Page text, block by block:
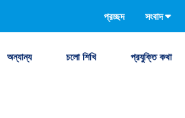
প্রচ্ছদ সংবাদ
অন্যান্য চলো শিখি প্রযুক্তি কথা